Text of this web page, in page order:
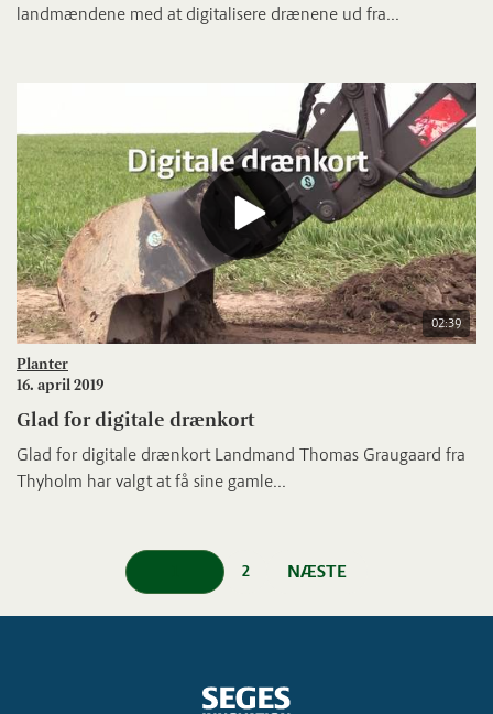
landmændene med at digitalisere drænene ud fra...
02:39
Planter
16. april 2019
Glad for digitale drænkort
Glad for digitale drænkort Landmand Thomas Graugaard fra
Thyholm har valgt at få sine gamle...
2 NÆSTE